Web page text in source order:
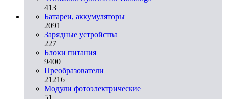
413
Батареи, аккумуляторы
2091
Зарядные устройства
227
Блоки питания
9400
Преобразователи
21216
Модули фотоэлектрические